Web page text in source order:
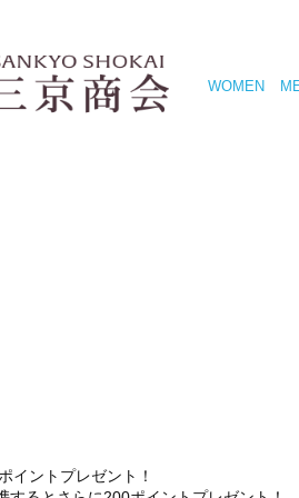
WOMEN
イントプレゼント！